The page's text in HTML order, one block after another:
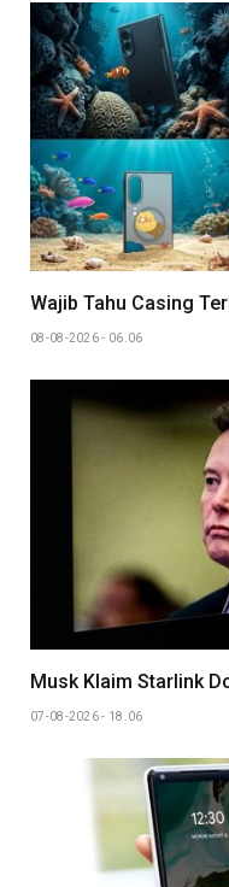
Wajib Tahu Casing
08-08-2026 - 06.06
Musk Klaim Starlink
07-08-2026 - 18.06